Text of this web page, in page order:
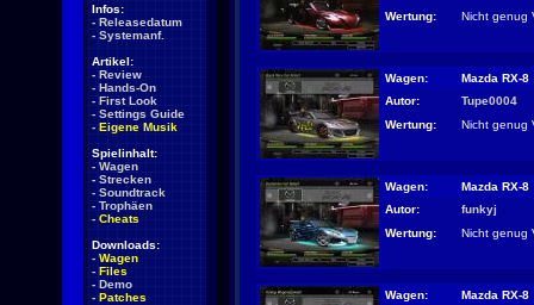
Infos:
- Releasedatum
- Systemanf.
Artikel:
- Review
- Hands-On
- First Look
- Settings Guide
- Eigene Musik
Spielinhalt:
- Wagen
- Strecken
- Soundtrack
- Trophäen
- Cheats
Downloads:
- Wagen
- Files
- Demo
- Patches
Wertung:
Nicht genug
Wagen:
Mazda RX-8
Autor:
Tupe0004
Wertung:
Nicht genug
Wagen:
Mazda RX-8
Autor:
funkyj
Wertung:
Nicht genug
Wagen:
Mazda RX-8